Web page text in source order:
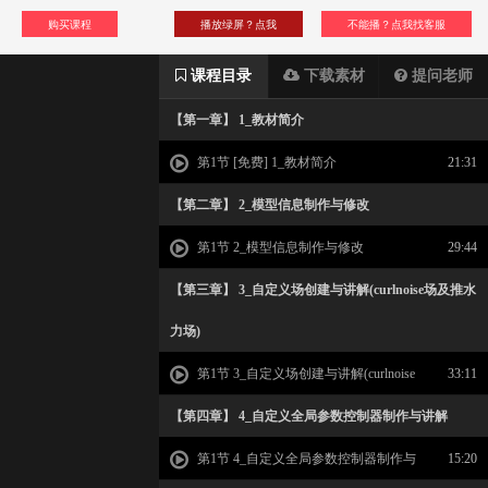
购买课程 不能播？点我找客服
播放绿屏？点我
课程目录 下载素材 提问老师
【第一章】 1_教材简介
第1节 [免费] 1_教材简介 21:31
【第二章】 2_模型信息制作与修改
第1节 2_模型信息制作与修改 29:44
【第三章】 3_自定义场创建与讲解(curlnoise场及推水
力场)
第1节 3_自定义场创建与讲解(curlnoise
场及推水力场)
33:11
【第四章】 4_自定义全局参数控制器制作与讲解
第1节 4_自定义全局参数控制器制作与 15:20